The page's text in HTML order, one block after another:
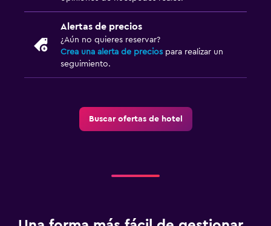
Alertas de precios
¿Aún no quieres reservar?
Crea una alerta de precios para realizar un
seguimiento.
Buscar ofertas de hotel